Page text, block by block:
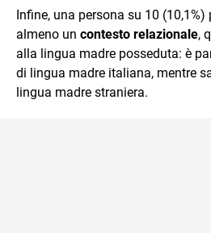
Infine, una persona su 10 (10,1%)
almeno un contesto relazionale,
alla lingua madre posseduta: è
di lingua madre italiana, mentre
lingua madre straniera.